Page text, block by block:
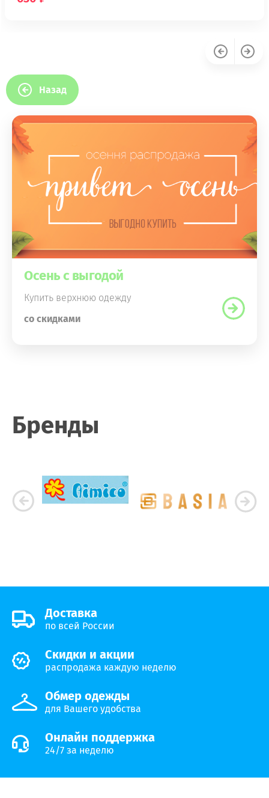
Назад
Осень с выгодой
Купить верхнюю одежду
со скидками
Бренды
Доставка
по всей России
Скидки и акции
распродажа каждую неделю
Обмер одежды
для Вашего удобства
Онлайн поддержка
24/7 за неделю